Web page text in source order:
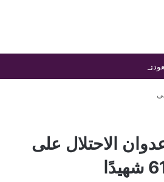
الاحتلال على